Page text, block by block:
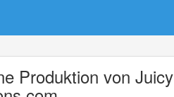
Produktion von Juicy